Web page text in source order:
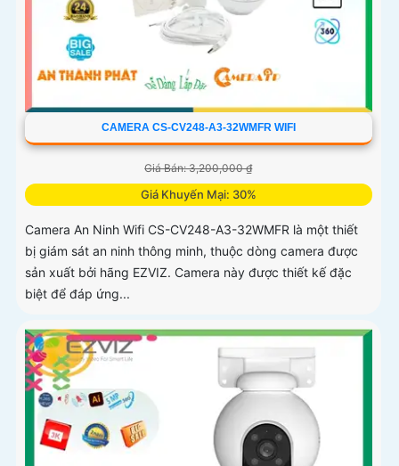
CAMERA CS-CV248-A3-32WMFR WIFI
Giá Bán: 3,200,000 ₫
Giá Khuyến Mại: 30%
Camera An Ninh Wifi CS-CV248-A3-32WMFR là một thiết
bị giám sát an ninh thông minh, thuộc dòng camera được
sản xuất bởi hãng EZVIZ. Camera này được thiết kế đặc
biệt để đáp ứng...